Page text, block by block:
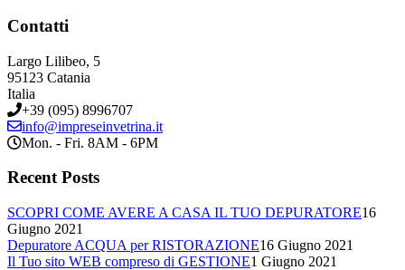
Contatti
Largo Lilibeo, 5
95123 Catania
Italia
+39 (095) 8996707
info@impreseinvetrina.it
Mon. - Fri. 8AM - 6PM
Recent Posts
SCOPRI COME AVERE A CASA IL TUO DEPURATORE16
Giugno 2021
Depuratore ACQUA per RISTORAZIONE16 Giugno 2021
Il Tuo sito WEB compreso di GESTIONE1 Giugno 2021